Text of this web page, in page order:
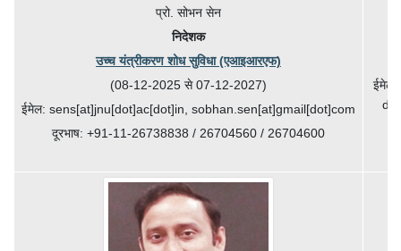
प्रो. सोभन सेन
निदेशक
उच्च यंत्रीकरण शोध सुविधा (एआइआरएफ)
(08-12-2025 से 07-12-2027)
ईमेल: sens[at]jnu[dot]ac[dot]in, sobhan.sen[at]gmail[dot]com
दूरभाष: +91-11-26738838 / 26704560 / 26704600
ईमेल